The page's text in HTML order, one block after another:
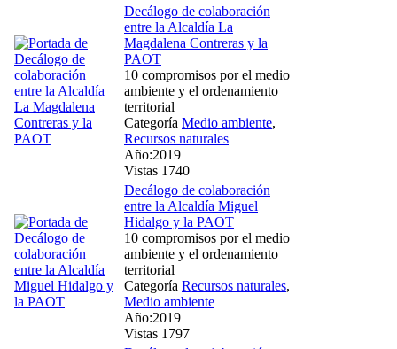
Decálogo de colaboración
entre la Alcaldía La
Magdalena Contreras y la
PAOT
10 compromisos por el medio
ambiente y el ordenamiento
territorial
Categoría Medio ambiente,
Recursos naturales
Año:2019
Vistas 1740
Decálogo de colaboración
entre la Alcaldía Miguel
Hidalgo y la PAOT
10 compromisos por el medio
ambiente y el ordenamiento
territorial
Categoría Recursos naturales,
Medio ambiente
Año:2019
Vistas 1797